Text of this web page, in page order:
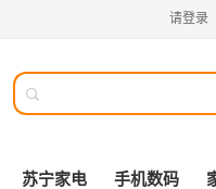
请登录

苏宁家电 手机数码